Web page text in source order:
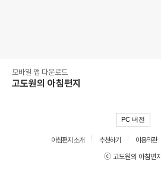
모바일 앱 다운로드
고도원의 아침편지
PC 버전
아침편지 소개 추천하기 이용약관
ⓒ 고도원의 아침편지